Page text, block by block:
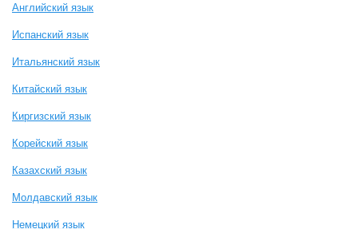
Английский язык
Испанский язык
Итальянский язык
Китайский язык
Киргизский язык
Корейский язык
Казахский язык
Молдавский язык
Немецкий язык